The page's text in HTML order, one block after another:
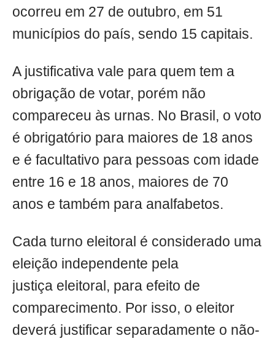
ocorreu em 27 de outubro, em 51
municípios do país, sendo 15 capitais.
A justificativa vale para quem tem a
obrigação de votar, porém não
compareceu às urnas. No Brasil, o voto
é obrigatório para maiores de 18 anos
e é facultativo para pessoas com idade
entre 16 e 18 anos, maiores de 70
anos e também para analfabetos.
Cada turno eleitoral é considerado uma
eleição independente pela
justiça eleitoral, para efeito de
comparecimento. Por isso, o eleitor
deverá justificar separadamente o não-